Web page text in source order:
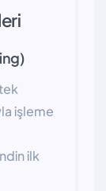
işleme
ilk